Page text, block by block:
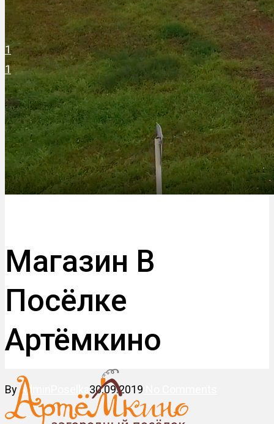
Магазин В
Посёлке
Артёмкино
ByAdminPoselka 30.09.2019
1
1